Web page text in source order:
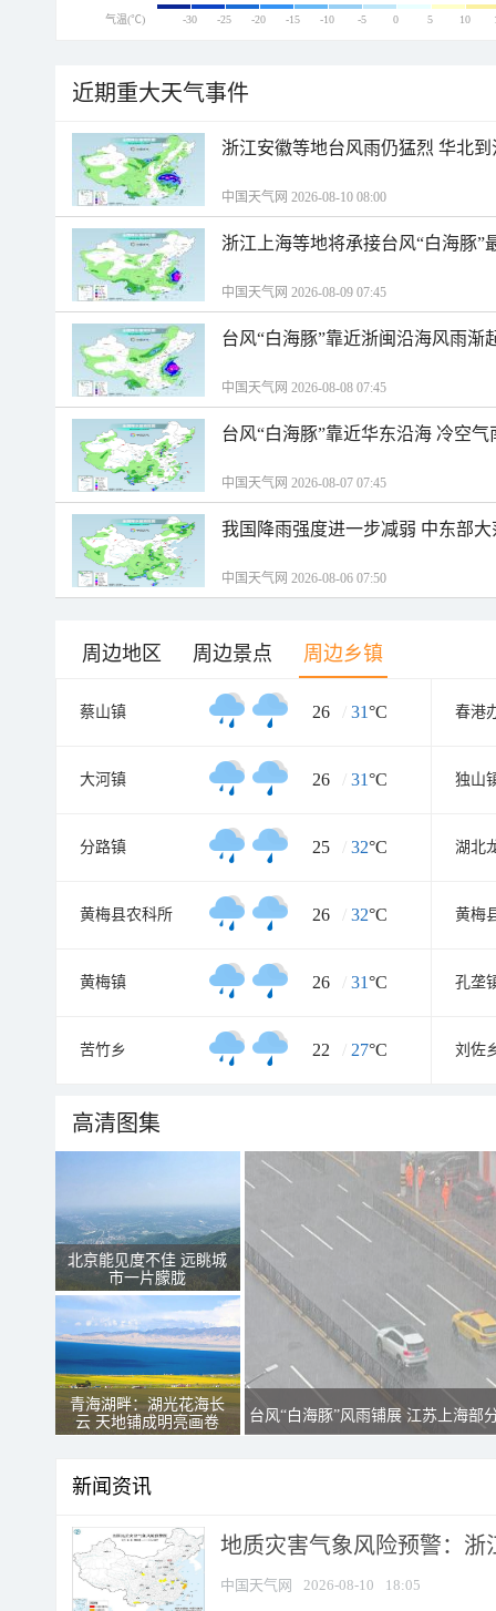
气温(℃) -30 -25 -20 -15 -10 -5 0 5 10
近期重大天气事件
浙江安徽等地台风雨仍猛烈 华北
中国天气网 2026-08-10 08:00
浙江上海等地将承接台风“白海豚”
中国天气网 2026-08-09 07:45
台风“白海豚”靠近浙闽沿海风雨渐
中国天气网 2026-08-08 07:45
台风“白海豚”靠近华东沿海 冷空
中国天气网 2026-08-07 07:45
我国降雨强度进一步减弱 中东部
中国天气网 2026-08-06 07:50
周边地区 周边景点 周边乡镇
蔡山镇 26 / 31°C 春港
大河镇 26 / 31°C 独山
分路镇 25 / 32°C
黄梅县农科所 26 / 32°C
黄梅镇 26 / 31°C 孔垄
苦竹乡 22 / 27°C 刘佐
高清图集
北京能见度不佳 远眺城
市一片朦胧
青海湖畔：湖光花海长
云 天地铺成明亮画卷
台风“白海豚”风雨铺展 江苏上海部
新闻资讯
地质灾害气象风险预警：浙
中国天气网 2026-08-10 18:05